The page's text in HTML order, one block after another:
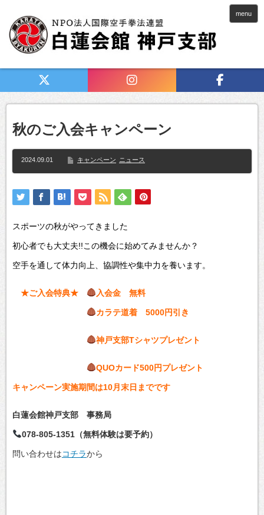
menu
秋のご入会キャンペーン
2024.09.01 キャンペーン ニュース
スポーツの秋がやってきました
初心者でも大丈夫!!この機会に始めてみませんか？
空手を通して体力向上、協調性や集中力を養います。
★ご入会特典★ 入会金 無料
カラテ道着 5000円引き
神戸支部Tシャツプレゼント
QUOカード500円プレゼント
キャンペーン実施期間は10月末日までです
白蓮会館神戸支部 事務局
078-805-1351（無料体験は要予約）
問い合わせはコチラから